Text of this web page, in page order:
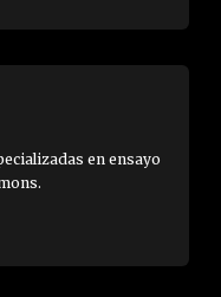
en ensayo